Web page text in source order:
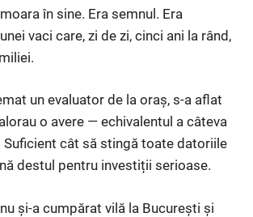
în sine. Era semnul. Era
vaci care, zi de zi, cinci ani la rând,
un evaluator de la oraș, s-a aflat
o avere — echivalentul a câteva
Suficient cât să stingă toate datoriile
destul pentru investiții serioase.
și-a cumpărat vilă la București și